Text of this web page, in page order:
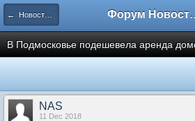
← Новости рынка недвижимости Форум
В Подмосковье подешевела аренда
NAS
11 Dec 2018